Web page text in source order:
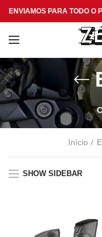
ENVIAMOS PARA TODO O
Início
SHOW SIDEBAR